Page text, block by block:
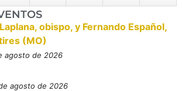
obispo, y Fernando Español,
(MO)
agosto de 2026
agosto de 2026